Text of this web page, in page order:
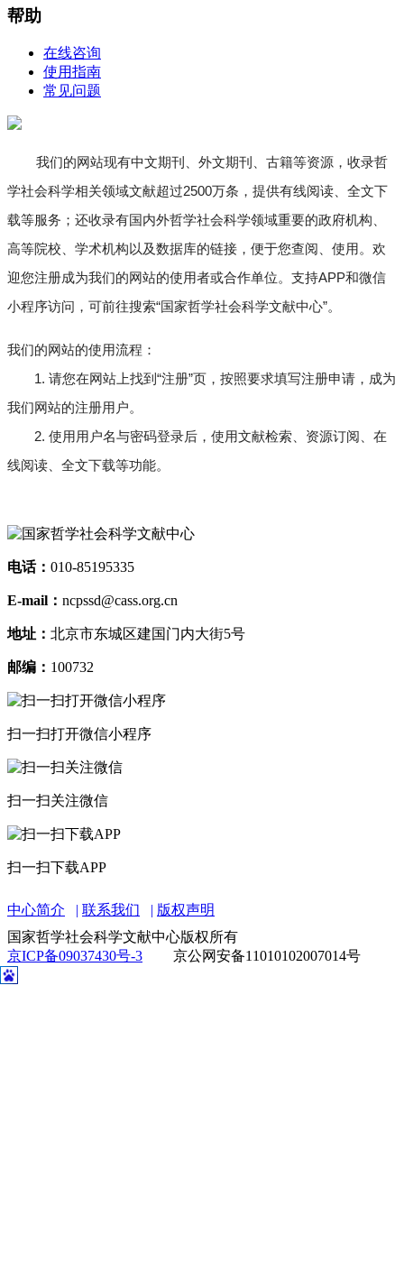
帮助
在线咨询
使用指南
常见问题
我们的网站现有中文期刊、外文期刊、古籍等资源，收录哲
学社会科学相关领域文献超过2500万条，提供有线阅读、全文下
载等服务；还收录有国内外哲学社会科学领域重要的政府机构、
高等院校、学术机构以及数据库的链接，便于您查阅、使用。欢
迎您注册成为我们的网站的使用者或合作单位。支持APP和微信
小程序访问，可前往搜索“国家哲学社会科学文献中心”。
我们的网站的使用流程：
1. 请您在网站上找到“注册”页，按照要求填写注册申请，成为
我们网站的注册用户。
2. 使用用户名与密码登录后，使用文献检索、资源订阅、在
线阅读、全文下载等功能。
电话： 010-85195335
E-mail： ncpssd@cass.org.cn
地址： 北京市东城区建国门内大街5号
邮编： 100732
扫一扫打开微信小程序
扫一扫关注微信
扫一扫下载APP
中心简介 联系我们
版权声明
国家哲学社会科学文献中心版权所有
京ICP备09037430号-3
京公网安备11010102007014号